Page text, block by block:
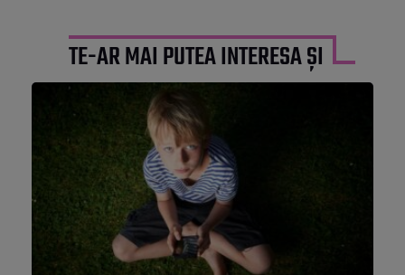
TE-AR MAI PUTEA INTERESA ȘI